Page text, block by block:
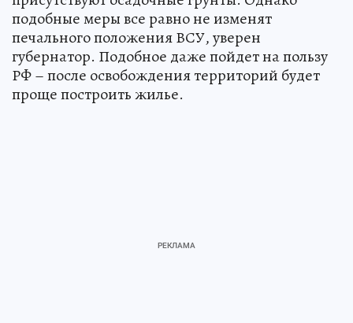
подобные меры все равно не изменят
печального положения ВСУ, уверен
губернатор. Подобное даже пойдет на пользу
РФ – после освобождения территорий будет
проще построить жилье.